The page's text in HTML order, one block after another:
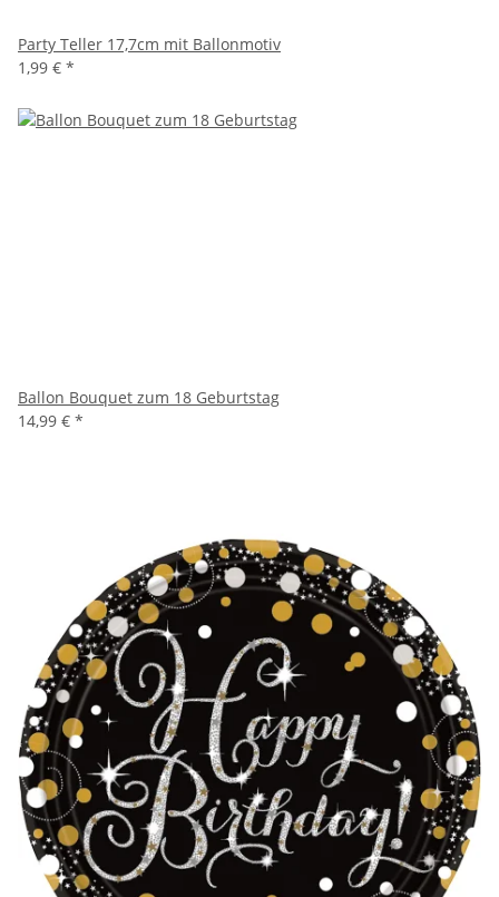
Party Teller 17,7cm mit Ballonmotiv
1,99 € *
Ballon Bouquet zum 18 Geburtstag
14,99 € *